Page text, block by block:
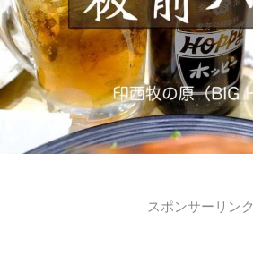
スポンサーリンク